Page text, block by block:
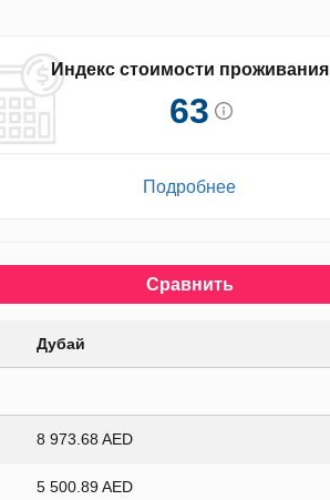
Индекс стоимости проживания
63
Подробнее
Сравнить
Дубай
8 973.68 AED
5 500.89 AED